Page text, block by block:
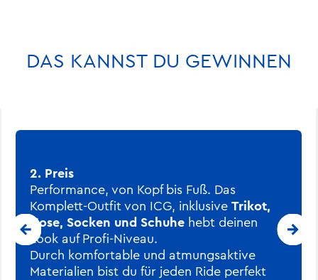
DAS KANNST DU GEWINNEN
2. Preis
Performance, von Kopf bis Fuß. Das
Komplett-Outfit von ICG, inklusiveTrikot,
Hose, Socken und Schuhe hebt deinen
Look auf Profi-Niveau.
Durch komfortable und atmungsaktive
Materialien bist du für jeden Ride perfekt